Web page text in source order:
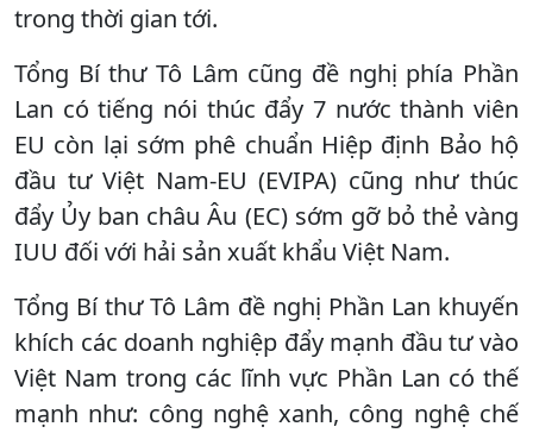
trong thời gian tới.
Tổng Bí thư Tô Lâm cũng đề nghị phía Phần
Lan có tiếng nói thúc đẩy 7 nước thành viên
EU còn lại sớm phê chuẩn Hiệp định Bảo hộ
đầu tư Việt Nam-EU (EVIPA) cũng như thúc
đẩy Ủy ban châu Âu (EC) sớm gỡ bỏ thẻ vàng
IUU đối với hải sản xuất khẩu Việt Nam.
Tổng Bí thư Tô Lâm đề nghị Phần Lan khuyến
khích các doanh nghiệp đẩy mạnh đầu tư vào
Việt Nam trong các lĩnh vực Phần Lan có thế
mạnh như: công nghệ xanh, công nghệ chế